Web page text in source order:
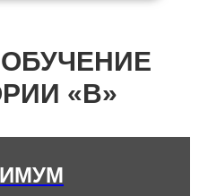
«В»